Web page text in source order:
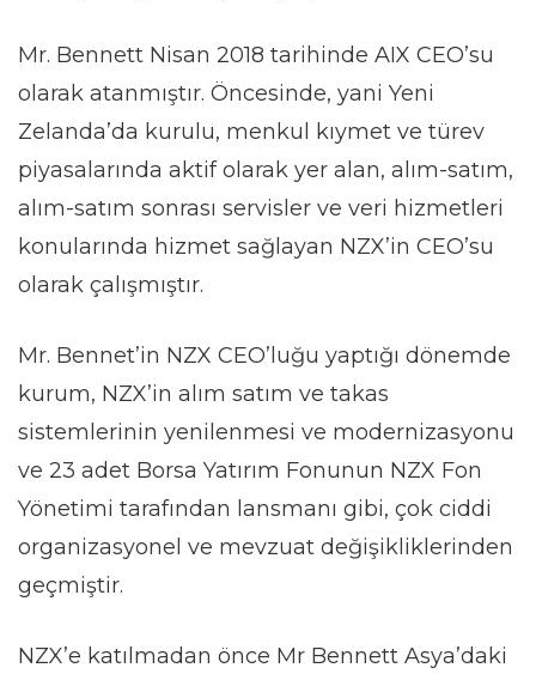
Mr. Bennett Nisan 2018 tarihinde AIX CEO’su
olarak atanmıştır. Öncesinde, yani Yeni
Zelanda’da kurulu, menkul kıymet ve türev
piyasalarında aktif olarak yer alan, alım-satım,
alım-satım sonrası servisler ve veri hizmetleri
konularında hizmet sağlayan NZX’in CEO’su
olarak çalışmıştır.
Mr. Bennet’in NZX CEO’luğu yaptığı dönemde
kurum, NZX’in alım satım ve takas
sistemlerinin yenilenmesi ve modernizasyonu
ve 23 adet Borsa Yatırım Fonunun NZX Fon
Yönetimi tarafından lansmanı gibi, çok ciddi
organizasyonel ve mevzuat değişikliklerinden
geçmiştir.
NZX’e katılmadan önce Mr Bennett Asya’daki